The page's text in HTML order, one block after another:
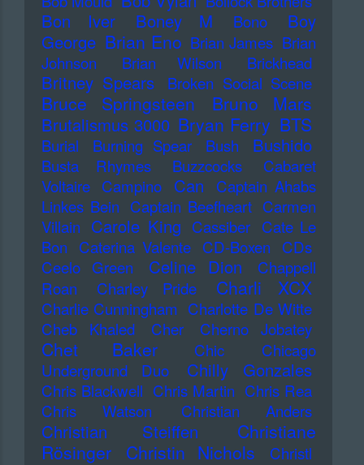
Bon Iver Boney M Bono
Boy
George Brian Eno Brian James Brian
Johnson
Brian Wilson Brickhead
Britney Spears Broken Social Scene
Bruce Springsteen Bruno Mars
Brutalismus 3000 Bryan Ferry BTS
Burial Burning Spear Bush Bushido
Busta Rhymes Buzzcocks
Cabaret
Voltaire Campino Can
Captain Ahabs
Linkes Bein Captain Beefheart Carmen
Villain Carole King Cassiber Cate Le
Bon
Caterina Valente CD-Boxen
CDs
Ceelo Green
Celine Dion
Chappell
Roan
Charley Pride Charli XCX
Charlie Cunningham Charlotte De Witte
Cheb Khaled
Cher Cherno Jobatey
Chet Baker Chic
Chicago
Underground Duo
Chilly Gonzales
Chris Blackwell Chris Martin Chris Rea
Chris Watson
Christian Anders
Christian Steiffen
Christiane
Rösinger
Christin Nichols Christl